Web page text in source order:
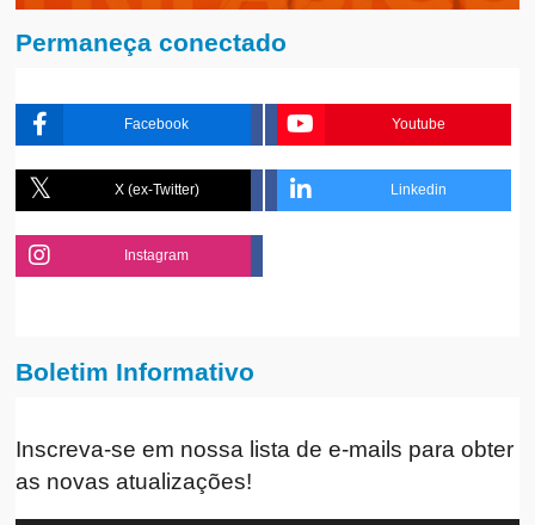
Permaneça conectado
Facebook Youtube
X (ex-Twitter) Linkedin
Instagram
Boletim Informativo
Inscreva-se em nossa lista de e-mails para obter
as novas atualizações!